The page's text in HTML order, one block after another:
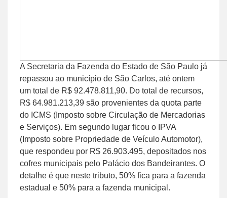
A Secretaria da Fazenda do Estado de São Paulo já
repassou ao município de São Carlos, até ontem
um total de R$ 92.478.811,90. Do total de recursos,
R$ 64.981.213,39 são provenientes da quota parte
do ICMS (Imposto sobre Circulação de Mercadorias
e Serviços). Em segundo lugar ficou o IPVA
(Imposto sobre Propriedade de Veículo Automotor),
que respondeu por R$ 26.903.495, depositados nos
cofres municipais pelo Palácio dos Bandeirantes. O
detalhe é que neste tributo, 50% fica para a fazenda
estadual e 50% para a fazenda municipal.